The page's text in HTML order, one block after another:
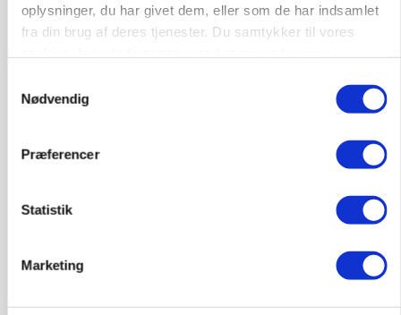
oplysninger, du har givet dem, eller som de har indsamlet
fra din brug af deres tjenester. Du samtykker til vores
Nødvendig
Præferencer
Statistik
Marketing
»Nu stopper I«: Landbrugsdebattør og
protestgruppe vil demonstrere mod ny
gødskningslov